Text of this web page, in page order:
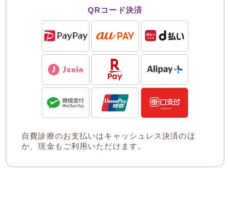
QRコード決済
自費診療のお支払いはキャッシュレス決済のほ
か、現金もご利用いただけます。